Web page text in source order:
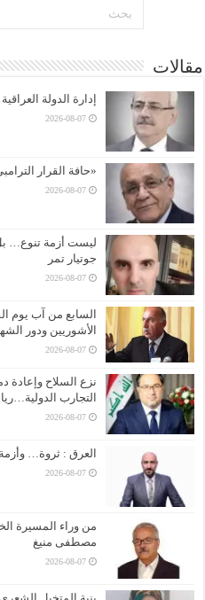
مقالات
إدارة الدولة
2026-08-07
«حافة القرار
2026-08-07
ليست أزمة تنوع… بل
جوتيار تمر
2026-08-07
السابع من آب يوم
الأشوريين ودور
2026-08-07
نزع السلاح وإعادة
التجارب
2026-08-07
العرق : ثروة…
2026-08-07
من وراء المسيرة
مصطفى منيغ
2026-08-07